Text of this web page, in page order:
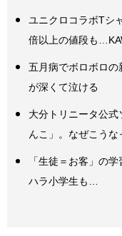
ユニクロコラボTシ
倍以上の値段も
五月病でボロボロの
が深くて泣ける
大分トリニータ公式
んこ」。なぜこうな
「生徒＝お客」の
ハラ小学生も…